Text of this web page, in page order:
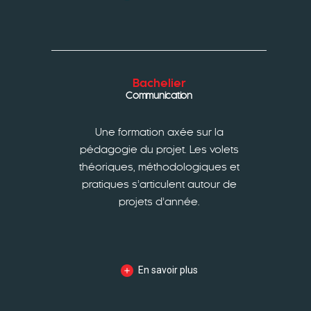
Bachelier
Communication
Une formation axée sur la
pédagogie du projet. Les volets
théoriques, méthodologiques et
pratiques s’articulent autour de
projets d’année.
En savoir plus